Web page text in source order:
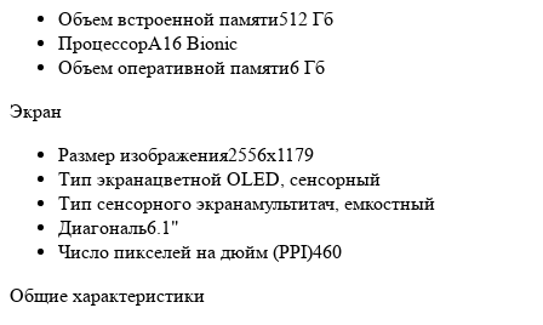
Объем встроенной памяти512 Гб
ПроцессорA16 Bionic
Объем оперативной памяти6 Гб
Экран
Размер изображения2556x1179
Тип экранацветной OLED, сенсорный
Тип сенсорного экранамультитач, емкостный
Диагональ6.1"
Число пикселей на дюйм (PPI)460
Общие характеристики